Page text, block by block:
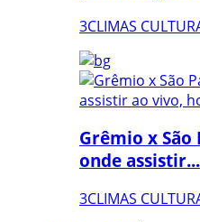
3CLIMAS
Grêmio x
onde assistir...
3CLIMAS